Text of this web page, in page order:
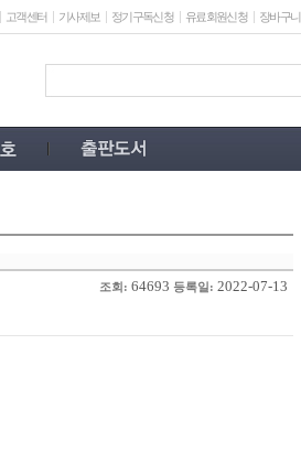
고객센터 기사제보 정기구독신청 유료회원신청 장바구니
조회: 64693 등록일: 2022-07-13